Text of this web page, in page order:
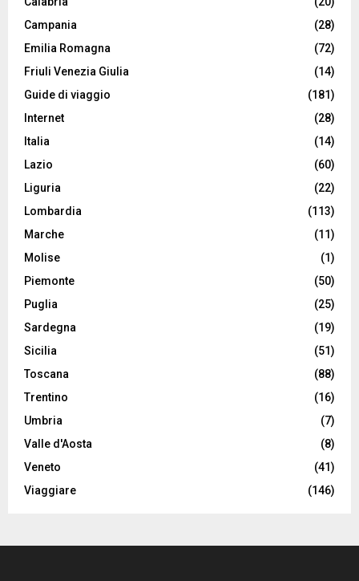
Campania
(28)
Emilia Romagna
(72)
Friuli Venezia Giulia
(14)
Guide di viaggio
(181)
Internet
(28)
Italia
(14)
Lazio
(60)
Liguria
(22)
Lombardia
(113)
Marche
(11)
Molise
(1)
Piemonte
(50)
Puglia
(25)
Sardegna
(19)
Sicilia
(51)
Toscana
(88)
Trentino
(16)
Umbria
(7)
Valle d'Aosta
(8)
Veneto
(41)
Viaggiare
(146)